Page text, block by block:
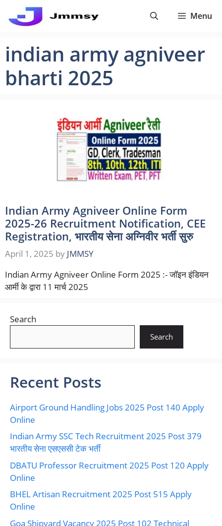
Menu
indian army agniveer
bharti 2025
Indian Army Agniveer Online Form
2025-26 Recruitment Notification, CEE
Registration, भारतीय सेना अग्निवीर भर्ती सुरु
April 1, 2025 by JMMSY
Indian Army Agniveer Online Form 2025 :- जॉइन इंडियन
आर्मी के द्वारा 11 मार्च 2025
Search
Search
Recent Posts
Airport Ground Handling Jobs 2025 Post 140 Apply
Online
Indian Army SSC Tech Recruitment 2025 Post 379
भारतीय सेना एसएससी टेक भर्ती
DBATU Professor Recruitment 2025 Post 120 Apply
Online
BHEL Artisan Recruitment 2025 Post 515 Apply
Online
Goa Shipyard Vacancy 2025 Post 102 Technical